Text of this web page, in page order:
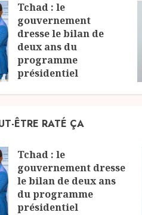
Tchad : le
gouvernement
dresse le bilan de
deux ans du
programme
présidentiel
ÊTRE RATÉ ÇA
Tchad : le
gouvernement dresse
le bilan de deux ans
du programme
présidentiel